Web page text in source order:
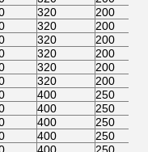
320
200
320
200
320
200
320
200
320
200
320
200
400
250
400
250
400
250
400
250